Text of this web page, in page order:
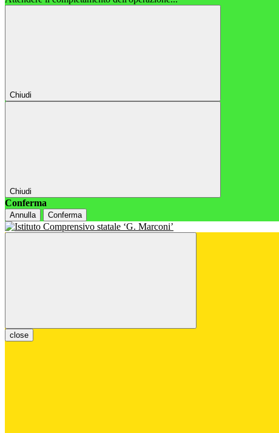
Chiudi
Chiudi
Conferma
Annulla Conferma
close